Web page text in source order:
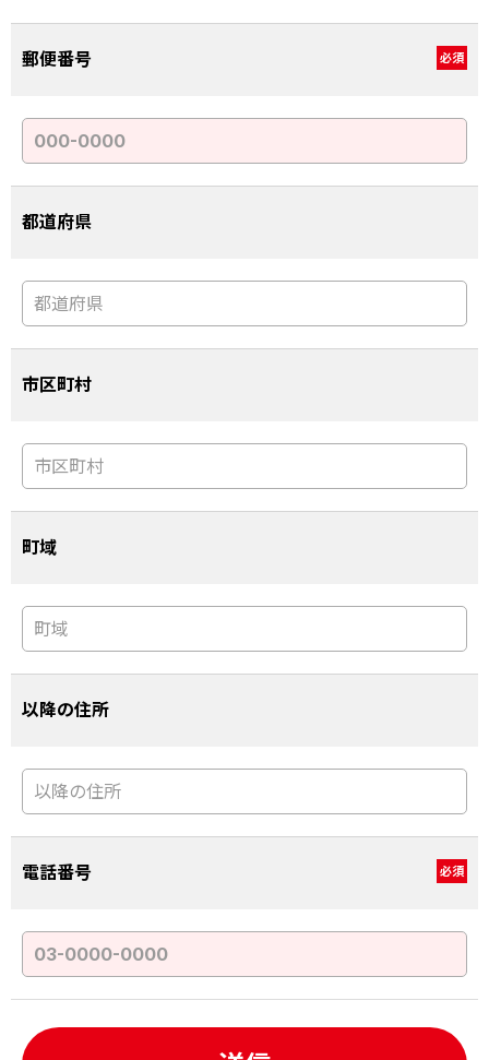
郵便番号 必須
都道府県
市区町村
町域
以降の住所
電話番号 必須